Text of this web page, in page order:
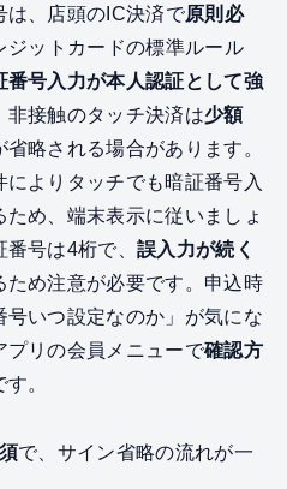
は、店頭のIC決済で原則必
ジットカードの標準ルール
番号入力が本人認証として強
非接触のタッチ決済は少額
省略される場合があります。
よりタッチでも暗証番号入
め、端末表示に従いましょ
番号は4桁で、誤入力が続く
ため注意が必要です。申込時
いつ設定なのか」が気にな
プリの会員メニューで確認方
。
で、サイン省略の流れが一